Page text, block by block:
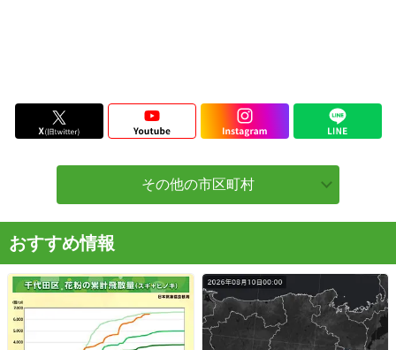
その他の市区町村
おすすめ情報